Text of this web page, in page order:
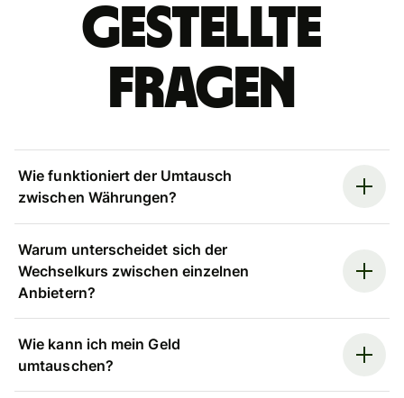
gestellte
Fragen
Wie funktioniert der Umtausch
zwischen Währungen?
Warum unterscheidet sich der
Wechselkurs zwischen einzelnen
Anbietern?
Wie kann ich mein Geld
umtauschen?